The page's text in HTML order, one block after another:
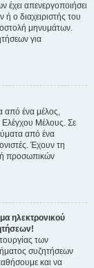
έχει απενεργοποιήσει
ο διαχειριστής του
μηνυμάτων.
για
από ένα μέλος,
Ελέγχου Μέλους. Σε
από ένα
Έχουν τη
προσωπικών
ηλεκτρονικού
των
συζητήσεων
και να